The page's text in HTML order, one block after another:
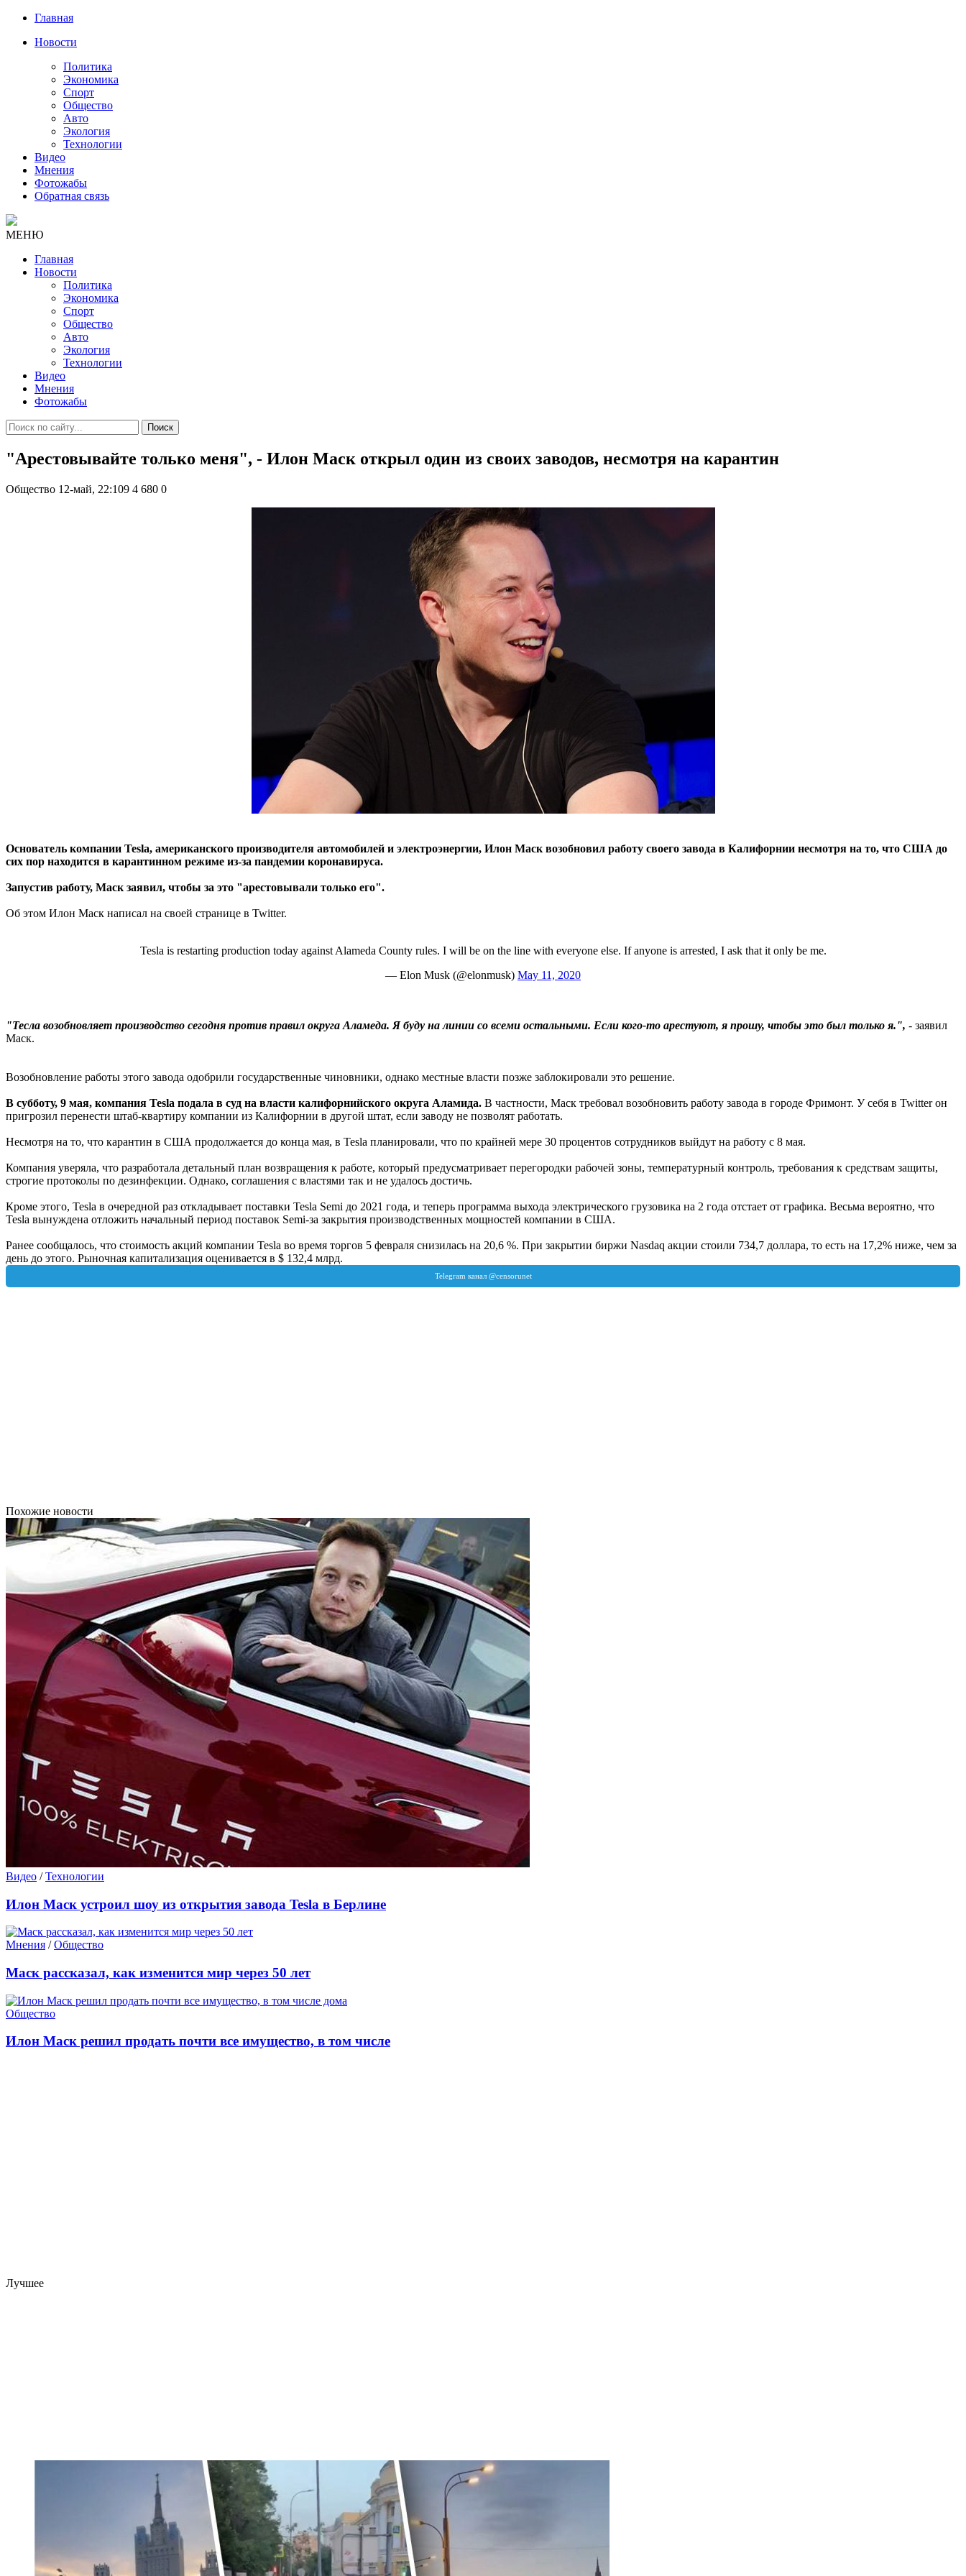
Главная
Новости
Политика
Экономика
Спорт
Общество
Авто
Экология
Технологии
Видео
Мнения
Фотожабы
Обратная связь
МЕНЮ
Главная
Новости
Политика
Экономика
Спорт
Общество
Авто
Экология
Технологии
Видео
Мнения
Фотожабы
Поиск
"Арестовывайте только меня", - Илон Маск открыл один из своих заводов, несмотря на карантин
Общество 12-май, 22:109 4 680 0
Основатель компании Tesla, американского производителя автомобилей и электроэнергии, Илон Маск возобновил работу своего завода в Калифорнии несмотря на то, что США до
сих пор находится в карантинном режиме из-за пандемии коронавируса.
Запустив работу, Маск заявил, чтобы за это "арестовывали только его".
Об этом Илон Маск написал на своей странице в Twitter.
Tesla is restarting production today against Alameda County rules. I will be on the line with everyone else. If anyone is arrested, I ask that it only be me.
— Elon Musk (@elonmusk) May 11, 2020
"Тесла возобновляет производство сегодня против правил округа Аламеда. Я буду на линии со всеми остальными. Если кого-то арестуют, я прошу, чтобы это был только я.", - заявил
Маск.
Возобновление работы этого завода одобрили государственные чиновники, однако местные власти позже заблокировали это решение.
В субботу, 9 мая, компания Tesla подала в суд на власти калифорнийского округа Аламида. В частности, Маск требовал возобновить работу завода в городе Фримонт. У себя в Twitter он
пригрозил перенести штаб-квартиру компании из Калифорнии в другой штат, если заводу не позволят работать.
Несмотря на то, что карантин в США продолжается до конца мая, в Tesla планировали, что по крайней мере 30 процентов сотрудников выйдут на работу с 8 мая.
Компания уверяла, что разработала детальный план возвращения к работе, который предусматривает перегородки рабочей зоны, температурный контроль, требования к средствам защиты,
строгие протоколы по дезинфекции. Однако, соглашения с властями так и не удалось достичь.
Кроме этого, Tesla в очередной раз откладывает поставки Tesla Semi до 2021 года, и теперь программа выхода электрического грузовика на 2 года отстает от графика. Весьма вероятно, что
Tesla вынуждена отложить начальный период поставок Semi-за закрытия производственных мощностей компании в США.
Ранее сообщалось, что стоимость акций компании Tesla во время торгов 5 февраля снизилась на 20,6 %. При закрытии биржи Nasdaq акции стоили 734,7 доллара, то есть на 17,2% ниже, чем за
день до этого. Рыночная капитализация оценивается в $ 132,4 млрд.
Похожие новости
Видео /Технологии
Илон Маск устроил шоу из открытия завода Tesla в Берлине
Мнения /Общество
Маск рассказал, как изменится мир через 50 лет
Общество
Илон Маск решил продать почти все имущество, в том числе
Лучшее